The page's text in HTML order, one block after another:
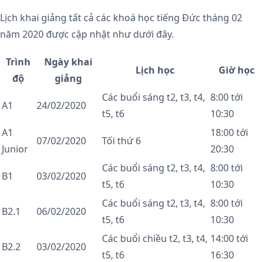
Lịch khai giảng tất cả các khoá học tiếng Đức tháng 02
năm 2020 được cập nhật như dưới đây.
Trình
độ
Ngày khai
giảng
Lịch học Giờ học
A1 24/02/2020
Các buổi sáng t2, t3, t4,
t5, t6
8:00 tới
10:30
A1
Junior
07/02/2020 Tối thứ 6
18:00 tới
20:30
B1 03/02/2020
Các buổi sáng t2, t3, t4,
t5, t6
8:00 tới
10:30
B2.1 06/02/2020
Các buổi sáng t2, t3, t4,
t5, t6
8:00 tới
10:30
B2.2 03/02/2020
Các buổi chiều t2, t3, t4,
t5, t6
14:00 tới
16:30